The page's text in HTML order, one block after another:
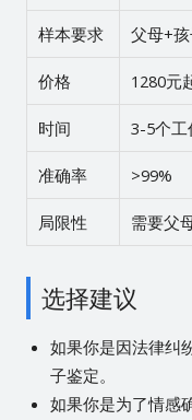
样本要求 父母+
价格 1280元
时间 3-5个工
准确率 >99%
局限性 需要父
选择建议
如果你是因法律纠
子鉴定。
如果你是为了情感